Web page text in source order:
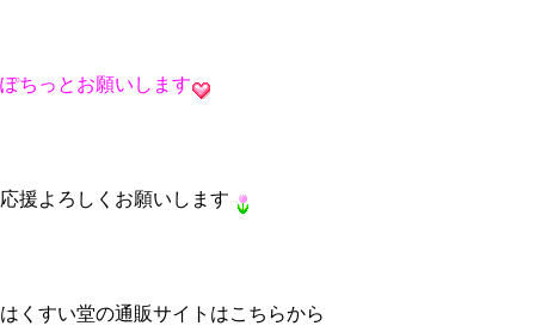
ぽちっとお願いします
応援よろしくお願いします
はくすい堂の通販サイトはこちらから